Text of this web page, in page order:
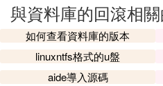
❺ 如何進行RDS針對
回滾
目前可採取兩種方式：
與資料庫的回滾相
如何查看資料庫的版本
linuxntfs格式的u盤
aide導入源碼